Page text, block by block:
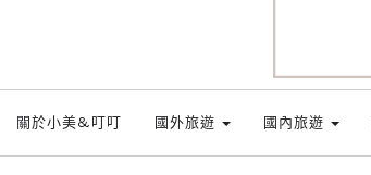
關於小美&叮叮 國外旅遊 國內旅遊